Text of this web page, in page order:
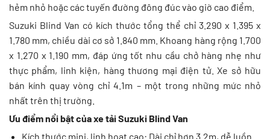
hẻm nhỏ hoặc các tuyến đường đông đúc vào giờ cao điểm.
Suzuki Blind Van có kích thước tổng thể chỉ 3.290 x 1.395 x
1.780 mm, chiều dài cơ sở 1.840 mm. Khoang hàng rộng 1.700
x 1.270 x 1.190 mm, đáp ứng tốt nhu cầu chở hàng nhẹ như
thực phẩm, linh kiện, hàng thương mại điện tử. Xe sở hữu
bán kính quay vòng chỉ 4.1m – một trong những mức nhỏ
nhất trên thị trường.
Ưu điểm nổi bật của xe tải Suzuki Blind Van
Kích thước mini, linh hoạt cao: Dài chỉ hơn 3.2m, dễ luồn